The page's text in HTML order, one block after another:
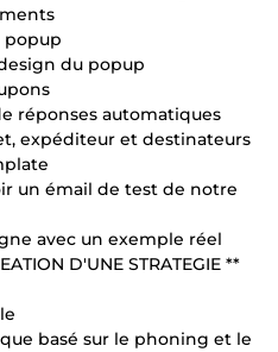
popup
du popup
réponses automatiques
expéditeur et destinateurs
un émail de test de notre
avec un exemple réel
D'UNE STRATEGIE **
basé sur le phoning et le